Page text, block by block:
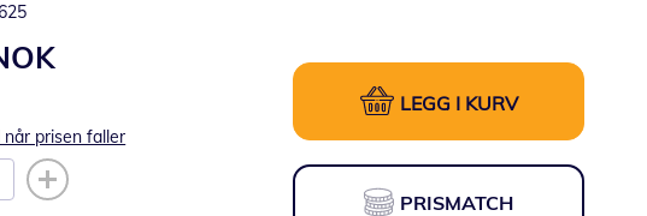
når prisen faller
LEGG I KURV
PRISMATCH